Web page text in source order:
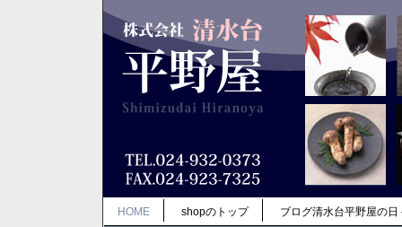
HOME shopのトップ ブログ清水台平野屋の日